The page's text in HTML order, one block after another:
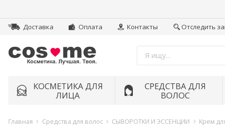
Доставка Оплата Контакты Отследить
КОСМЕТИКА ДЛЯ
ЛИЦА
СРЕДСТВА ДЛЯ
ВОЛОС
Главная Средства для волос СЫВОРОТКИ И ЭССЕНЦИИ Крем